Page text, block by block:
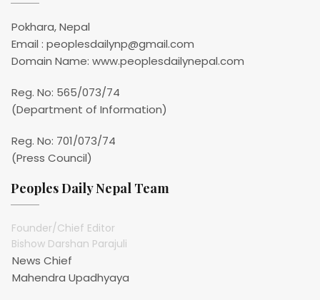
Pokhara, Nepal
Email : peoplesdailynp@gmail.com
Domain Name: www.peoplesdailynepal.com
Reg. No: 565/073/74
(Department of Information)
Reg. No: 701/073/74
(Press Council)
Peoples Daily Nepal Team
Founder/Chief Editor
Bishow Darshan Parajuli
News Chief
Mahendra Upadhyaya